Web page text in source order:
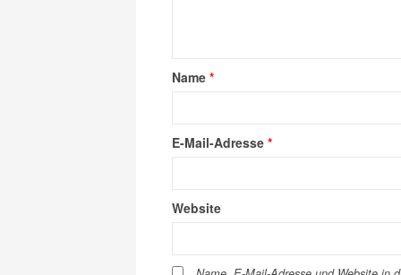
Name *
E-Mail-Adresse *
Website